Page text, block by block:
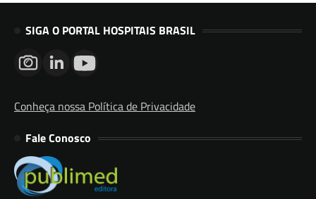
SIGA O PORTAL HOSPITAIS BRASIL
Conheça nossa Política de Privacidade
Fale Conosco